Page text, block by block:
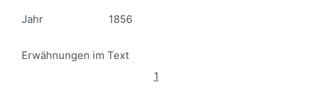
Jahr 1856
Erwähnungen im Text
1